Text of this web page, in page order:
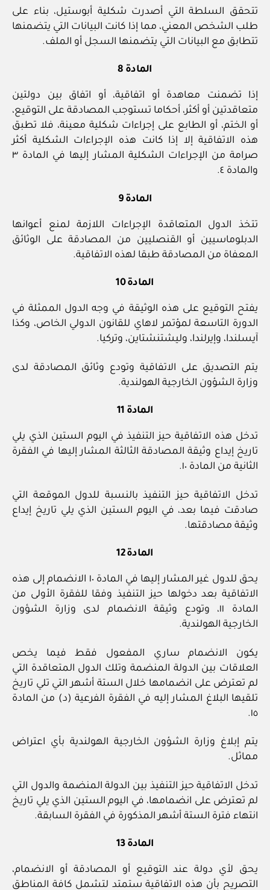
تتحقق السلطة التي أصدرت شكلية أبوستيل، بناء على
طلب الشخص المعني، مما إذا كانت البيانات التي يتضمنها
تتطابق مع البيانات التي يتضمنها السجل أو الملف.
المادة 8
إذا تضمنت معاهدة أو اتفاقية، أو اتفاق بين دولتين
متعاقدتين أو أكثر، أحكاما تستوجب المصادقة على التوقيع،
أو الختم، أو الطابع على إجراءات شكلية معينة، فلا تطبق
هذه الاتفاقية إلا إذا كانت هذه الإجراءات الشكلية أكثر
صرامة من الإجراءات الشكلية المشار إليها في المادة ٣
والمادة ٤.
المادة 9
تتخذ الدول المتعاقدة الإجراءات اللازمة لمنع أعوانها
الدبلوماسيين أو القنصليين من المصادقة على الوثائق
المعفاة من المصادقة طبقا لهذه الاتفاقية.
المادة 10
يفتح التوقيع على هذه الوثيقة في وجه الدول الممثلة في
الدورة التاسعة لمؤتمر لاهاي للقانون الدولي الخاص، وكذا
آيسلندا، وإيرلندا، وليشتنشتاين، وتركيا.
يتم التصديق على الاتفاقية وتودع وثائق المصادقة لدى
وزارة الشؤون الخارجية الهولندية.
المادة 11
تدخل هذه الاتفاقية حيز التنفيذ في اليوم الستين الذي يلي
تاريخ إيداع وثيقة المصادقة الثالثة المشار إليها في الفقرة
الثانية من المادة ١٠.
تدخل الاتفاقية حيز التنفيذ بالنسبة للدول الموقعة التي
صادقت فيما بعد، في اليوم الستين الذي يلي تاريخ إيداع
وثيقة مصادقتها.
المادة 12
يحق للدول غير المشار إليها في المادة ١٠ الانضمام إلى هذه
الاتفاقية بعد دخولها حيز التنفيذ وفقا للفقرة الأولى من
المادة ١١، وتودع وثيقة الانضمام لدى وزارة الشؤون
الخارجية الهولندية.
يكون الانضمام ساري المفعول فقط فيما يخص
العلاقات بين الدولة المنضمة وتلك الدول المتعاقدة التي
لم تعترض على انضمامها خلال الستة أشهر التي تلي تاريخ
تلقيها البلاغ المشار إليه في الفقرة الفرعية (د) من المادة
١٥.
يتم إبلاغ وزارة الشؤون الخارجية الهولندية بأي اعتراض
مماثل.
تدخل الاتفاقية حيز التنفيذ بين الدولة المنضمة والدول التي
لم تعترض على انضمامها، في اليوم الستين الذي يلي تاريخ
انتهاء فترة الستة أشهر المذكورة في الفقرة السابقة.
المادة 13
يحق لأي دولة عند التوقيع أو المصادقة أو الانضمام،
التصريح بأن هذه الاتفاقية ستمتد لتشمل كافة المناطق